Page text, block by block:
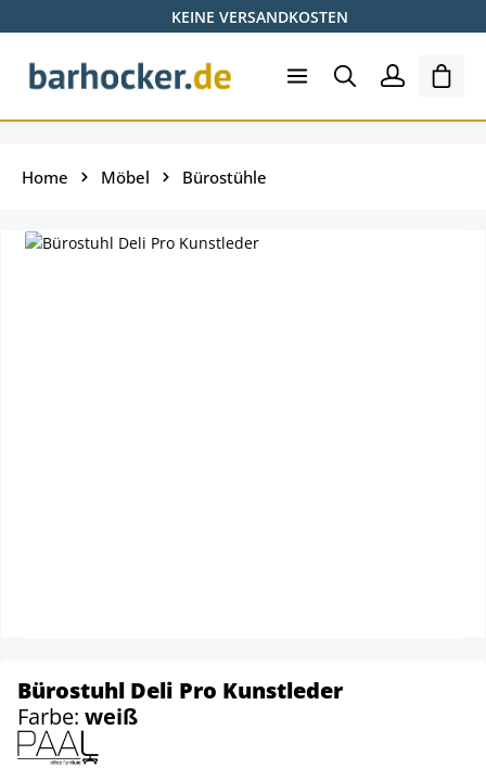
Zum Hauptinhalt springenKEINE VERSANDKOSTEN
Home Möbel Bürostühle
Bürostuhl Deli Pro Kunstleder
Farbe: weiß